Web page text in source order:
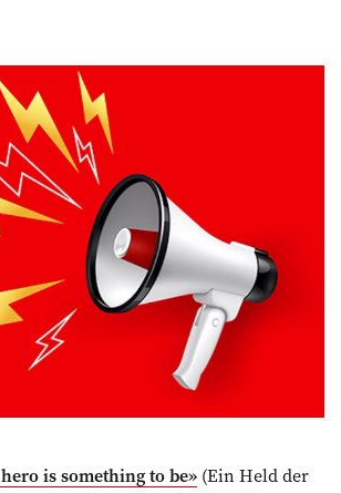
is something to be» (Ein Held der